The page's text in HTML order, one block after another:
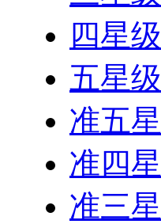
四星级
五星级
准五星
准四星
准三星